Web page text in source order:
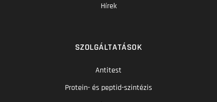
Hírek
SZOLGÁLTATÁSOK
Antitest
Protein- és peptid-szintézis